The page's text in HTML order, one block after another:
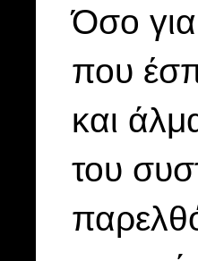
Όσο
που
και
του